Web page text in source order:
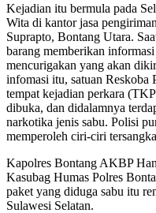
Kejadian itu bermula pada
Wita di kantor jasa
Suprapto, Bontang Utara.
barang memberikan
mencurigakan yang akan
infomasi itu, satuan Reskoba
tempat kejadian perkara
dibuka, dan didalamnya
narkotika jenis sabu. Polisi
memperoleh ciri-ciri
Kapolres Bontang AKBP
Kasubag Humas Polres
paket yang diduga sabu itu
Sulawesi Selatan.